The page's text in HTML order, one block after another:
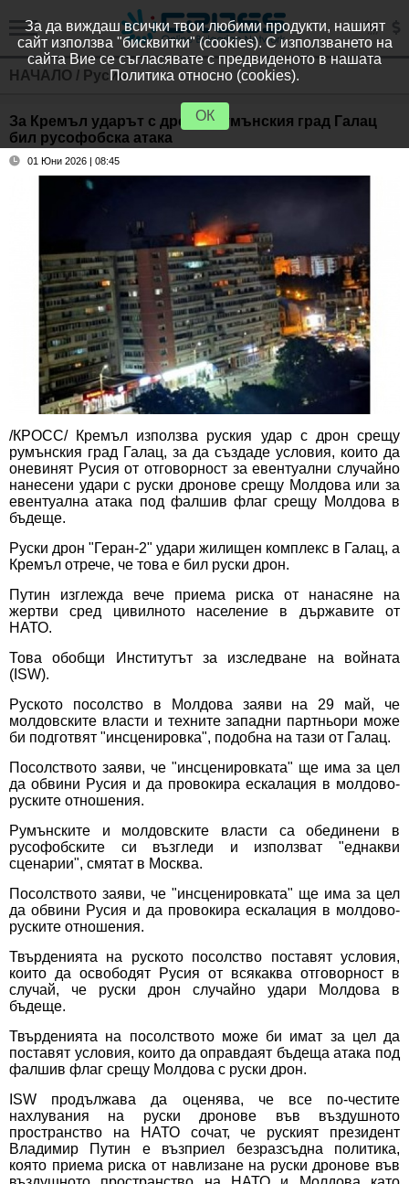
НАЧАЛО / Русия
За Кремъл ударът с дрон в румънския град Галац
бил русофобска атака
01 Юни 2026 | 08:45
/КРОСС/ Кремъл използва руския удар с дрон срещу
румънския град Галац, за да създаде условия, които да
оневинят Русия от отговорност за евентуални случайно
нанесени удари с руски дронове срещу Молдова или за
евентуална атака под фалшив флаг срещу Молдова в
бъдеще.
Руски дрон "Геран-2" удари жилищен комплекс в Галац, а
Кремъл отрече, че това е бил руски дрон.
Путин изглежда вече приема риска от нанасяне на
жертви сред цивилното население в държавите от
НАТО.
Това обобщи Институтът за изследване на войната
(ISW).
Руското посолство в Молдова заяви на 29 май, че
молдовските власти и техните западни партньори може
би подготвят "инсценировка", подобна на тази от Галац.
Посолството заяви, че "инсценировката" ще има за цел
да обвини Русия и да провокира ескалация в молдово-
руските отношения.
Румънските и молдовските власти са обединени в
русофобските си възгледи и използват "еднакви
сценарии", смятат в Москва.
Посолството заяви, че "инсценировката" ще има за цел
да обвини Русия и да провокира ескалация в молдово-
руските отношения.
Твърденията на руското посолство поставят условия,
които да освободят Русия от всякаква отговорност в
случай, че руски дрон случайно удари Молдова в
бъдеще.
Твърденията на посолството може би имат за цел да
поставят условия, които да оправдаят бъдеща атака под
фалшив флаг срещу Молдова с руски дрон.
ISW продължава да оценява, че все по-честите
нахлувания на руски дронове във въздушното
пространство на НАТО сочат, че руският президент
Владимир Путин е възприел безразсъдна политика,
която приема риска от навлизане на руски дронове във
За да виждаш всички твои любими продукти, нашият
сайт използва "бисквитки" (cookies). С използването на
сайта Вие се съгласявате с предвиденото в нашата
Политика относно (cookies).
ОК